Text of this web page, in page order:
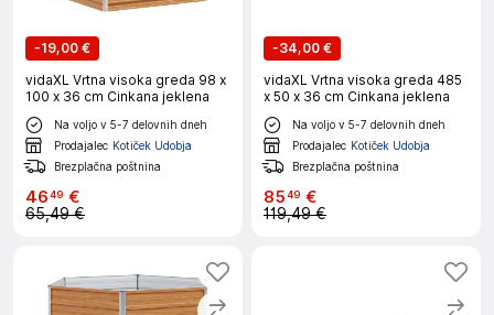
-19,00 €
vidaXL Vrtna visoka greda 98 x
100 x 36 cm Cinkana jeklena
Na voljo v 5-7 delovnih dneh
Prodajalec Kotiček Udobja
Brezplačna poštnina
4649 €
65,49 €
-34,00 €
vidaXL Vrtna visoka greda 485
x 50 x 36 cm Cinkana jeklena
Na voljo v 5-7 delovnih dneh
Prodajalec Kotiček Udobja
Brezplačna poštnina
8549 €
119,49 €